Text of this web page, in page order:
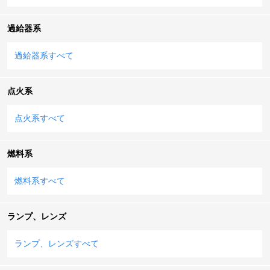
過給器系
過給器系すべて
点火系
点火系すべて
燃料系
燃料系すべて
ランプ、レンズ
ランプ、レンズすべて